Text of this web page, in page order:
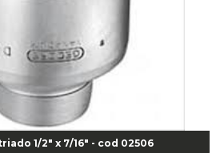
- Cod 02911
01326
02138
02685
02685
Dupla - Cod 03105
- cod 02138
1/2" x 7/16" - cod 02506